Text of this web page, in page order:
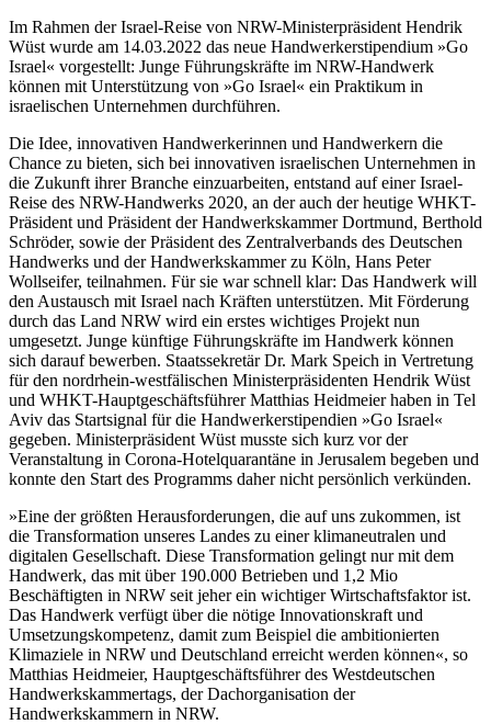
Im Rahmen der Israel-Reise von NRW-Ministerpräsident Hendrik
Wüst wurde am 14.03.2022 das neue Handwerkerstipendium »Go
Israel« vorgestellt: Junge Führungskräfte im NRW-Handwerk
können mit Unterstützung von »Go Israel« ein Praktikum in
israelischen Unternehmen durchführen.
Die Idee, innovativen Handwerkerinnen und Handwerkern die
Chance zu bieten, sich bei innovativen israelischen Unternehmen in
die Zukunft ihrer Branche einzuarbeiten, entstand auf einer Israel-
Reise des NRW-Handwerks 2020, an der auch der heutige WHKT-
Präsident und Präsident der Handwerkskammer Dortmund, Berthold
Schröder, sowie der Präsident des Zentralverbands des Deutschen
Handwerks und der Handwerkskammer zu Köln, Hans Peter
Wollseifer, teilnahmen. Für sie war schnell klar: Das Handwerk will
den Austausch mit Israel nach Kräften unterstützen. Mit Förderung
durch das Land NRW wird ein erstes wichtiges Projekt nun
umgesetzt. Junge künftige Führungskräfte im Handwerk können
sich darauf bewerben. Staatssekretär Dr. Mark Speich in Vertretung
für den nordrhein-westfälischen Ministerpräsidenten Hendrik Wüst
und WHKT-Hauptgeschäftsführer Matthias Heidmeier haben in Tel
Aviv das Startsignal für die Handwerkerstipendien »Go Israel«
gegeben. Ministerpräsident Wüst musste sich kurz vor der
Veranstaltung in Corona-Hotelquarantäne in Jerusalem begeben und
konnte den Start des Programms daher nicht persönlich verkünden.
»Eine der größten Herausforderungen, die auf uns zukommen, ist
die Transformation unseres Landes zu einer klimaneutralen und
digitalen Gesellschaft. Diese Transformation gelingt nur mit dem
Handwerk, das mit über 190.000 Betrieben und 1,2 Mio
Beschäftigten in NRW seit jeher ein wichtiger Wirtschaftsfaktor ist.
Das Handwerk verfügt über die nötige Innovationskraft und
Umsetzungskompetenz, damit zum Beispiel die ambitionierten
Klimaziele in NRW und Deutschland erreicht werden können«, so
Matthias Heidmeier, Hauptgeschäftsführer des Westdeutschen
Handwerkskammertags, der Dachorganisation der
Handwerkskammern in NRW.